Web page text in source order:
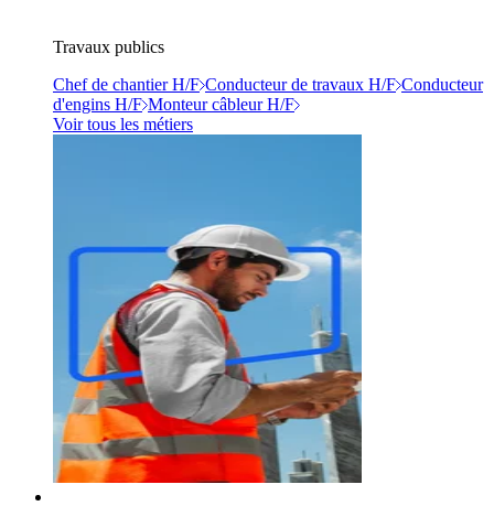
Travaux publics
Chef de chantier H/F Conducteur de travaux H/F Conducteur
d'engins H/F Monteur câbleur H/F
Voir tous les métiers